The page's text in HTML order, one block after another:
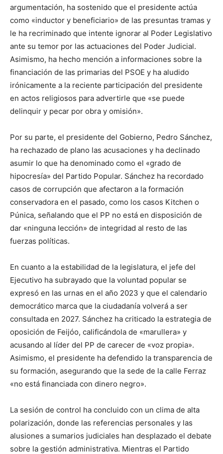
argumentación, ha sostenido que el presidente actúa
como «inductor y beneficiario» de las presuntas tramas y
le ha recriminado que intente ignorar al Poder Legislativo
ante su temor por las actuaciones del Poder Judicial.
Asimismo, ha hecho mención a informaciones sobre la
financiación de las primarias del PSOE y ha aludido
irónicamente a la reciente participación del presidente
en actos religiosos para advertirle que «se puede
delinquir y pecar por obra y omisión».
Por su parte, el presidente del Gobierno, Pedro Sánchez,
ha rechazado de plano las acusaciones y ha declinado
asumir lo que ha denominado como el «grado de
hipocresía» del Partido Popular. Sánchez ha recordado
casos de corrupción que afectaron a la formación
conservadora en el pasado, como los casos Kitchen o
Púnica, señalando que el PP no está en disposición de
dar «ninguna lección» de integridad al resto de las
fuerzas políticas.
En cuanto a la estabilidad de la legislatura, el jefe del
Ejecutivo ha subrayado que la voluntad popular se
expresó en las urnas en el año 2023 y que el calendario
democrático marca que la ciudadanía volverá a ser
consultada en 2027. Sánchez ha criticado la estrategia de
oposición de Feijóo, calificándola de «marullera» y
acusando al líder del PP de carecer de «voz propia».
Asimismo, el presidente ha defendido la transparencia de
su formación, asegurando que la sede de la calle Ferraz
«no está financiada con dinero negro».
La sesión de control ha concluido con un clima de alta
polarización, donde las referencias personales y las
alusiones a sumarios judiciales han desplazado el debate
sobre la gestión administrativa. Mientras el Partido